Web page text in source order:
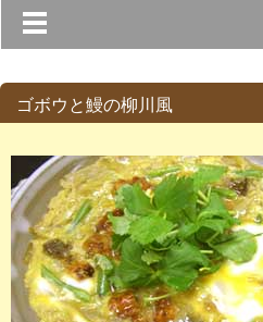
ゴボウと鰻の柳川風